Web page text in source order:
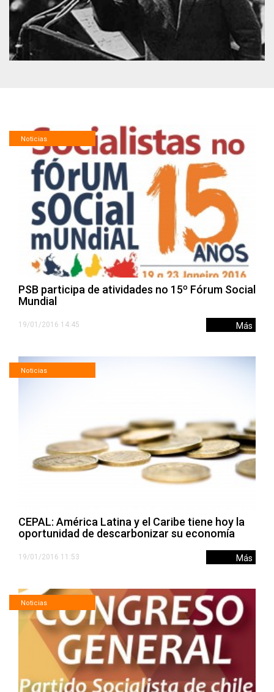
Noticias
PSB participa de atividades no 15º Fórum Social
Mundial
19/01/2016 14:45 Más
Noticias
CEPAL: América Latina y el Caribe tiene hoy la
oportunidad de descarbonizar su economía
19/01/2016 11:53 Más
Noticias